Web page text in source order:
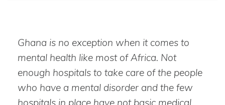
2019Ghana is no exception when it comes to
mental health like most of Africa. Not
enough hospitals to take care of the people
who have a mental disorder and the few
hospitals in place have not basic medical